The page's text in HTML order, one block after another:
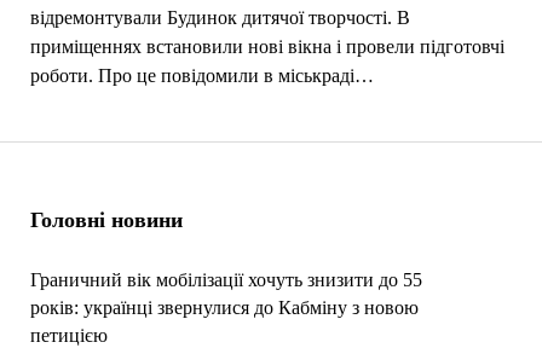
Головні новини
Граничний вік мобілізації хочуть знизити до 55
років: українці звернулися до Кабміну з новою
петицією
відремонтували Будинок дитячої творчості. В
приміщеннях встановили нові вікна і провели підготовчі
роботи. Про це повідомили в міськраді…